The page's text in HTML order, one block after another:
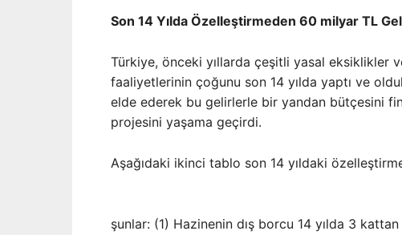
Son 14 Yılda Özelleştirmeden 60 milyar TL
Türkiye, önceki yıllarda çeşitli yasal eksiklikler
faaliyetlerinin çoğunu son 14 yılda yaptı ve
elde ederek bu gelirlerle bir yandan bütçesini
projesini yaşama geçirdi.
Aşağıdaki ikinci tablo son 14 yıldaki
şunlar: (1) Hazinenin dış borcu 14 yılda 3